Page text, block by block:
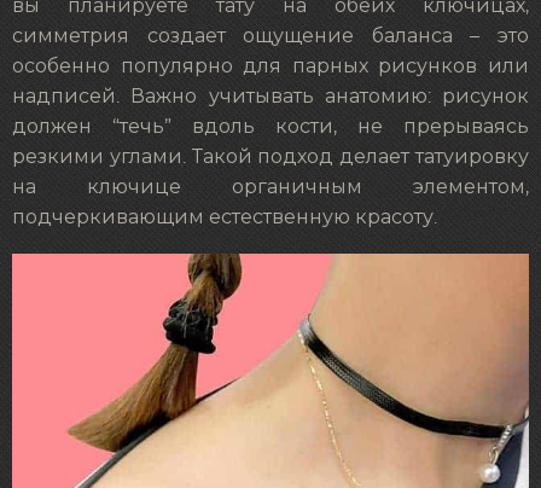
вы планируете тату на обеих ключицах,
симметрия создает ощущение баланса – это
особенно популярно для парных рисунков или
надписей. Важно учитывать анатомию: рисунок
должен “течь” вдоль кости, не прерываясь
резкими углами. Такой подход делает татуировку
на ключице органичным элементом,
подчеркивающим естественную красоту.